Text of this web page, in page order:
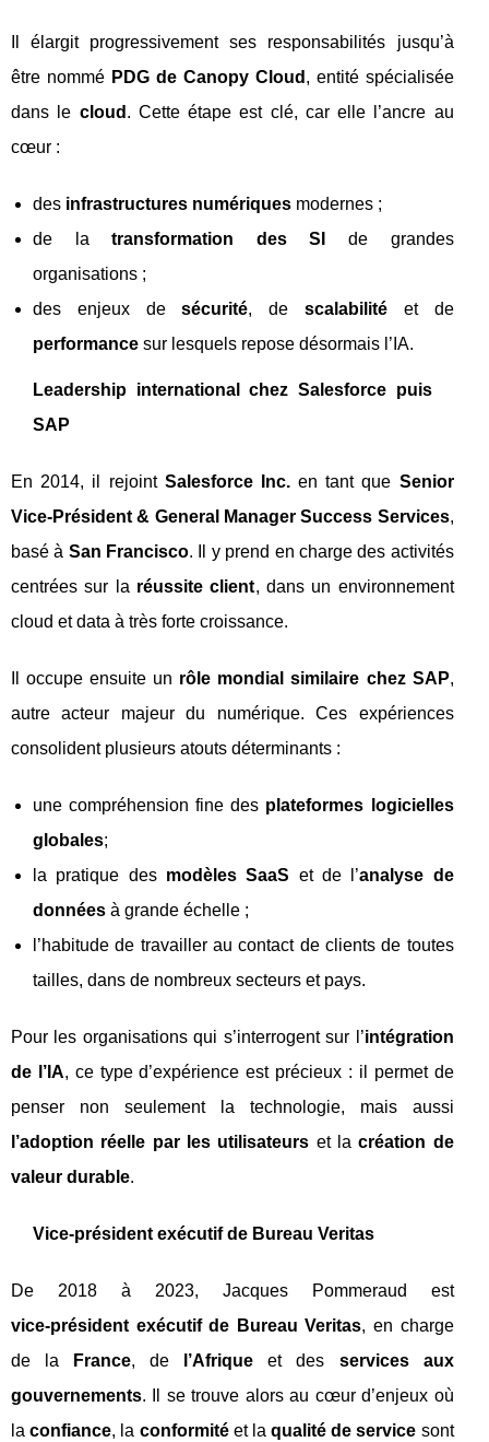
Il élargit progressivement ses responsabilités jusqu’à
être nommé PDG de Canopy Cloud , entité spécialisée
dans le cloud . Cette étape est clé, car elle l’ancre au
cœur :
des infrastructures numériques modernes ;
de latransformation des SI
de grandes
organisations ;
des enjeux desécurité, descalabilité et de
performance sur lesquels repose désormais l’IA.
Leadership international chez Salesforce puis
SAP
En 2014, il rejoint Salesforce Inc.en tant que Senior
Vice‑Président & General Manager Success Services,
basé à San Francisco. Il y prend en charge des activités
centrées sur la réussite client, dans un environnement
cloud et data à très forte croissance.
Il occupe ensuite un rôle mondial similaire chez SAP,
autre acteur majeur du numérique. Ces expériences
consolident plusieurs atouts déterminants :
une compréhension fine des plateformes logicielles
globales;
la pratique des modèles SaaS et de l’analyse de
données à grande échelle ;
l’habitude de travailler au contact de clients de toutes
tailles, dans de nombreux secteurs et pays.
Pour les organisations qui s’interrogent sur l’intégration
de l’IA, ce type d’expérience est précieux : il permet de
penser non seulement la technologie, mais aussi
l’adoption réelle par les utilisateurs et lacréation de
valeur durable.
Vice‑président exécutif de Bureau Veritas
De 2018 à 2023, Jacques Pommeraud est
vice‑président exécutif de Bureau Veritas, en charge
de la
France, de l’Afrique et des services aux
gouvernements. Il se trouve alors au cœur d’enjeux où
laconfiance, la conformitéet laqualité de service sont